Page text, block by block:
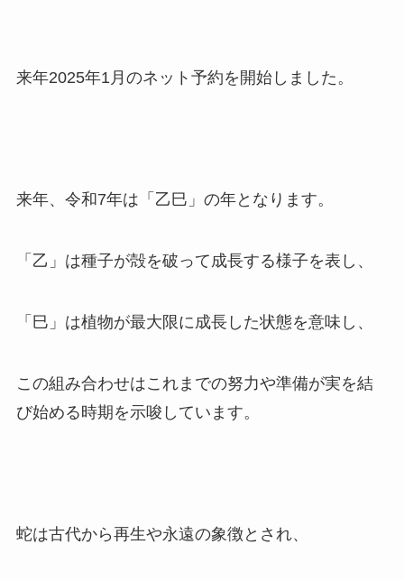
来年2025年1月のネット予約を開始しました。
来年、令和7年は「乙巳」の年となります。
「乙」は種子が殻を破って成長する様子を表し、
「巳」は植物が最大限に成長した状態を意味し、
この組み合わせはこれまでの努力や準備が実を結
び始める時期を示唆しています。
蛇は古代から再生や永遠の象徴とされ、